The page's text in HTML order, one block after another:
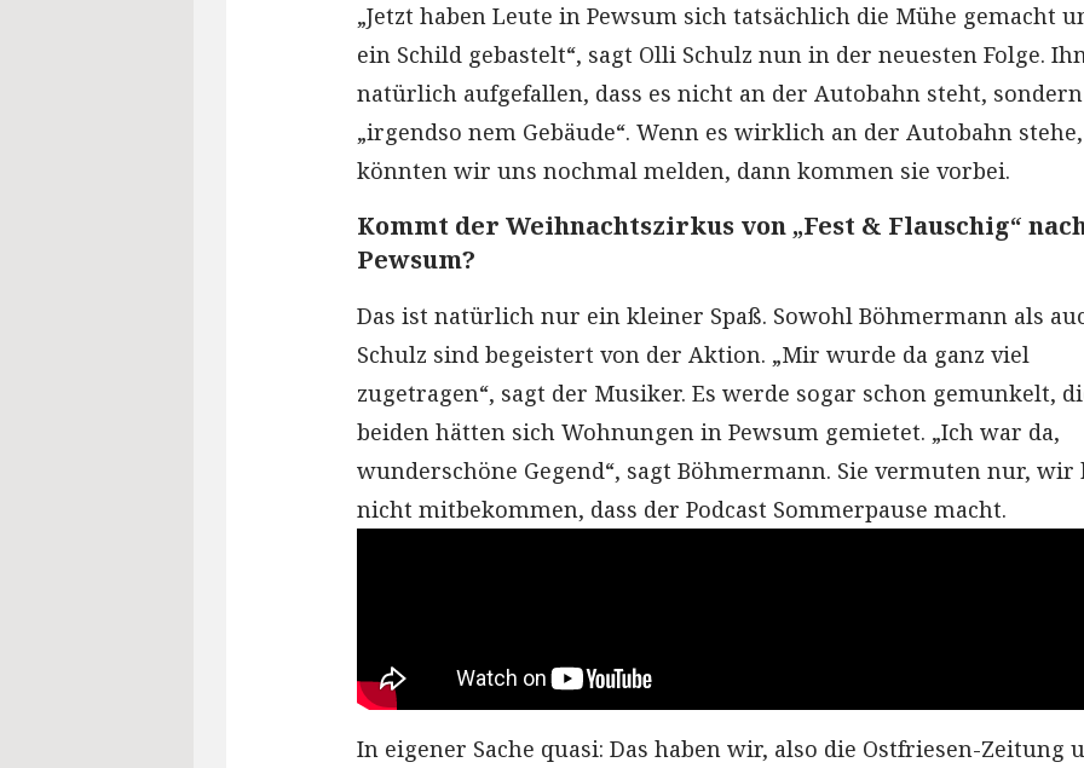
„Jetzt haben Leute in Pewsum sich tatsächlich die Mühe gemacht
ein Schild gebastelt“, sagt Olli Schulz nun in der neuesten Folge.
natürlich aufgefallen, dass es nicht an der Autobahn steht,
„irgendso nem Gebäude“. Wenn es wirklich an der Autobahn
könnten wir uns nochmal melden, dann kommen sie vorbei.
Kommt der Weihnachtszirkus von „Fest & Flauschig“
Pewsum?
Das ist natürlich nur ein kleiner Spaß. Sowohl Böhmermann als
Schulz sind begeistert von der Aktion. „Mir wurde da ganz viel
zugetragen“, sagt der Musiker. Es werde sogar schon gemunkelt,
beiden hätten sich Wohnungen in Pewsum gemietet. „Ich war da,
wunderschöne Gegend“, sagt Böhmermann. Sie vermuten nur, wir
nicht mitbekommen, dass der Podcast Sommerpause macht.
In eigener Sache quasi: Das haben wir, also die Ostfriesen-Zeitung